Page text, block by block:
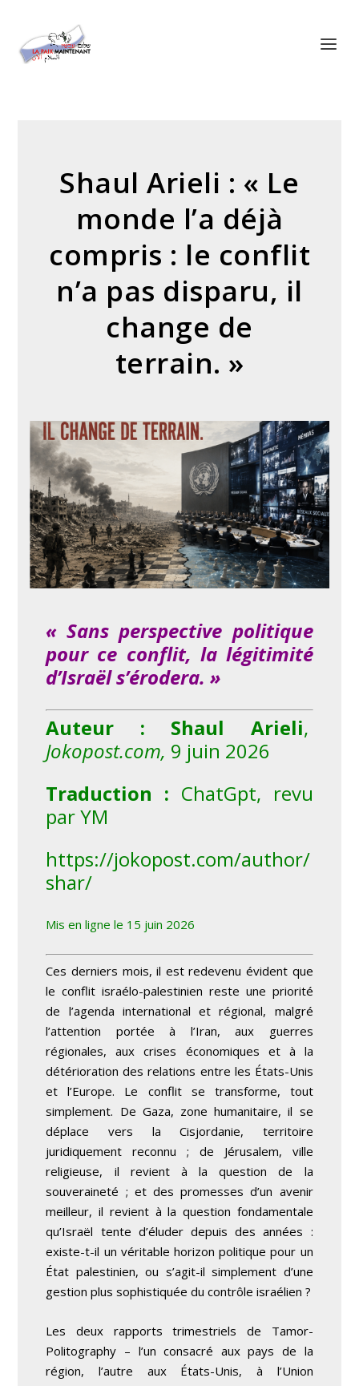
Shaul Arieli : « Le
monde l’a déjà
compris : le conflit
n’a pas disparu, il
change de
terrain. »
« Sans perspective politique
pour ce conflit, la légitimité
d’Israël s’érodera. »
Auteur : Shaul Arieli,
Jokopost.com, 9 juin 2026
Traduction : ChatGpt, revu
par YM
https://jokopost.com/author/
shar/
Mis en ligne le 15 juin 2026
Ces derniers mois, il est redevenu évident que
le conflit israélo-palestinien reste une priorité
de l’agenda international et régional, malgré
l’attention portée à l’Iran, aux guerres
régionales, aux crises économiques et à la
détérioration des relations entre les États-Unis
et l’Europe. Le conflit se transforme, tout
simplement. De Gaza, zone humanitaire, il se
déplace vers la Cisjordanie, territoire
juridiquement reconnu ; de Jérusalem, ville
religieuse, il revient à la question de la
souveraineté ; et des promesses d’un avenir
meilleur, il revient à la question fondamentale
qu’Israël tente d’éluder depuis des années :
existe-t-il un véritable horizon politique pour un
État palestinien, ou s’agit-il simplement d’une
gestion plus sophistiquée du contrôle israélien ?
Les deux rapports trimestriels de Tamor-
Politography – l’un consacré aux pays de la
région, l’autre aux États-Unis, à l’Union